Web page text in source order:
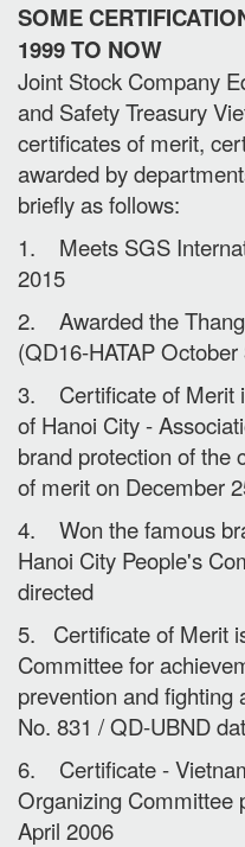
SOME
1999 TO NOW
Joint Stock Company
and Safety Treasury
certificates of merit,
awarded by
briefly as follows:
1. Meets SGS
2015
2. Awarded the
(QD16-HATAP
3. Certificate of Merit
of Hanoi City -
brand protection of the
of merit on December
4. Won the famous
Hanoi City People's
directed
5. Certificate of Merit
Committee for
prevention and fighting
No. 831 / QD-UBND
6. Certificate -
Organizing Committee
April 2006